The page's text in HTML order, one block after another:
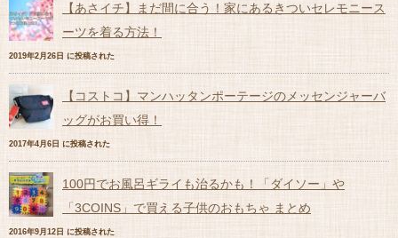
【あさイチ】まだ間に合う！家にあるきついセレモニース
ーツを着る方法！
2019年2月26日 に投稿された
【コストコ】マンハッタンポーテージのメッセンジャーバ
ッグがお買い得！
2017年4月6日 に投稿された
100円でお風呂ギライも治るかも！「ダイソー」や
「3COINS」で買える子供のおもちゃ まとめ
2016年9月12日 に投稿された